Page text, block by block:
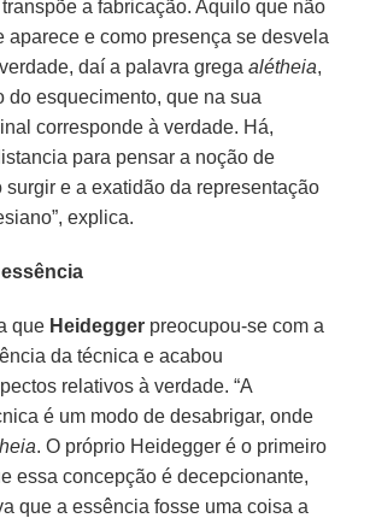
a fabricação. Aquilo que não
aparece e como presença se desvela
daí a palavra gregaalétheia,
do esquecimento, que na sua
corresponde à verdade. Há,
para pensar a noção de
surgir e a exatidão da representação
explica.
que Heidegger preocupou-se com a
da técnica e acabou
relativos à verdade. “A
é um modo de desabrigar, onde
. O próprio Heidegger é o primeiro
essa concepção é decepcionante,
que a essência fosse uma coisa a